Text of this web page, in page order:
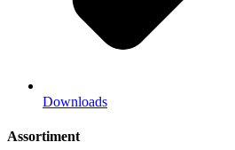
Downloads
Assortiment